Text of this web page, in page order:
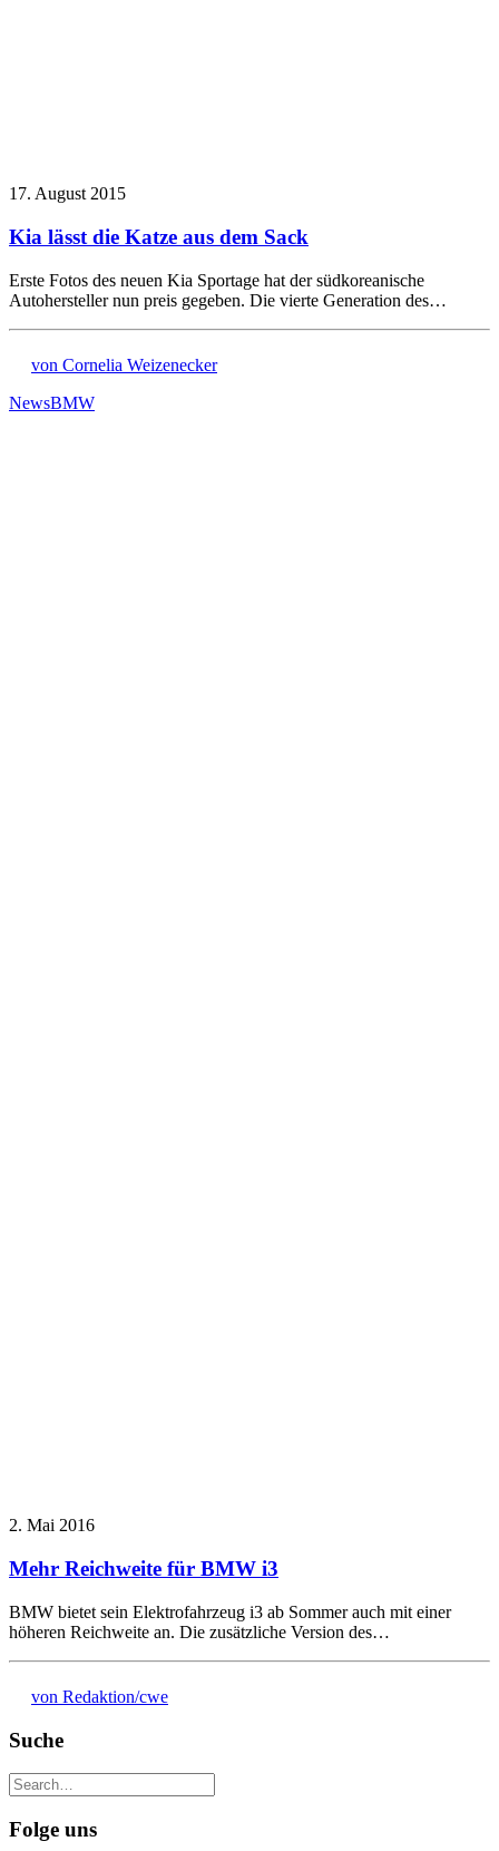
17. August 2015
Kia lässt die Katze aus dem Sack
Erste Fotos des neuen Kia Sportage hat der südkoreanische
Autohersteller nun preis gegeben. Die vierte Generation des…
von Cornelia Weizenecker
NewsBMW
2. Mai 2016
Mehr Reichweite für BMW i3
BMW bietet sein Elektrofahrzeug i3 ab Sommer auch mit einer
höheren Reichweite an. Die zusätzliche Version des…
von Redaktion/cwe
Suche
Folge uns